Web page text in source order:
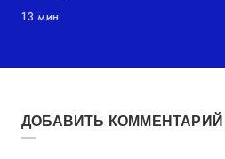
13 мин
ДОБАВИТЬ КОММЕНТАРИЙ